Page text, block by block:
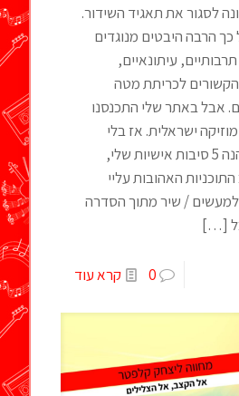
לסגור את תאגיד השידור.
כך הרבה היבטים מנוגדים
תרבותיים, עיתונאיים,
לכריתת מטה
אבל באתר שלי התכנסנו
ישראלית. אז בלי
להכביר מילים, הנה 5 סיבות אישיות שלי,
האהובות עליי
למעשים / שיר מתוך הסדרה
[…]
0 קרא עוד